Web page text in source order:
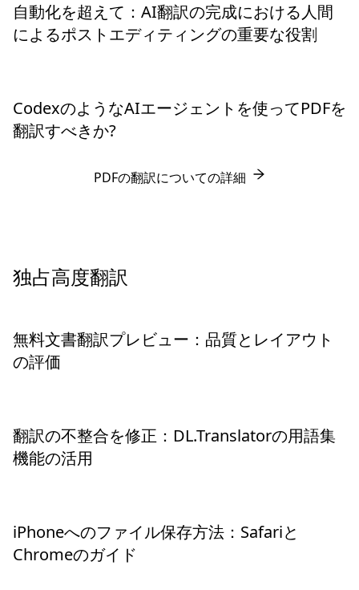
自動化を超えて：AI翻訳の完成における人間
によるポストエディティングの重要な役割
CodexのようなAIエージェントを使ってPDFを
翻訳すべきか?
PDFの翻訳についての詳細
独占高度翻訳
無料文書翻訳プレビュー：品質とレイアウト
の評価
翻訳の不整合を修正：DL.Translatorの用語集
機能の活用
iPhoneへのファイル保存方法：Safariと
Chromeのガイド